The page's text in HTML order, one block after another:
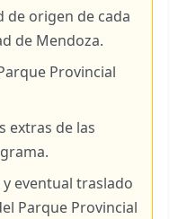
de origen de cada
de Mendoza.
Provincial
extras de las
eventual traslado
Parque Provincial